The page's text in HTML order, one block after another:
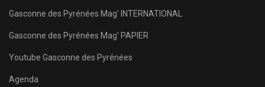
Gasconne des Pyrénées Mag' INTERNATIONAL
Gasconne des Pyrénées Mag' PAPIER
Youtube Gasconne des Pyrénées
Agenda